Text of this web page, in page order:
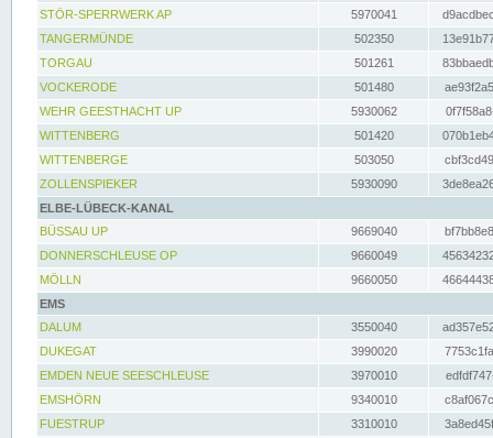
STÖR-SPERRWERK AP 5970041
TANGERMÜNDE
502350
TORGAU
501261
VOCKERODE
501480
WEHR GEESTHACHT UP
5930062
WITTENBERG
501420
WITTENBERGE
503050
ZOLLENSPIEKER
5930090
ELBE-LÜBECK-KANAL
BÜSSAU UP
9669040
DONNERSCHLEUSE OP
9660049
MÖLLN
9660050
EMS
DALUM
3550040
DUKEGAT
3990020
EMDEN NEUE SEESCHLEUSE
3970010
EMSHÖRN
9340010
FUESTRUP
3310010